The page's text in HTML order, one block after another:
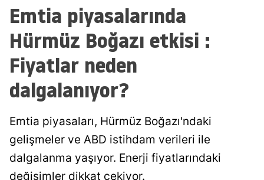
Emtia piyasalarında
Hürmüz Boğazı etkisi :
Fiyatlar neden
dalgalanıyor?
Emtia piyasaları, Hürmüz Boğazı'ndaki
gelişmeler ve ABD istihdam verileri ile
dalgalanma yaşıyor. Enerji fiyatlarındaki
değişimler dikkat çekiyor.